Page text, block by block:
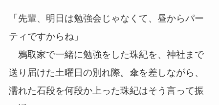
「先輩、明日は勉強会じゃなくて、昼からパー
ティですからね」
鴉取家で一緒に勉強をした珠紀を、神社まで
送り届けた土曜日の別れ際。傘を差しながら、
濡れた石段を何段か上った珠紀はそう言って振